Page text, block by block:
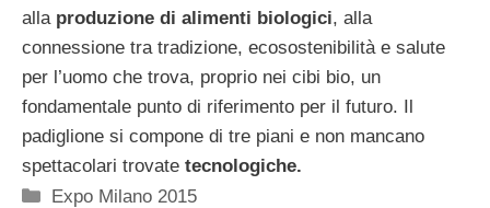
alla produzione di alimenti biologici, alla
connessione tra tradizione, ecosostenibilità e salute
per l’uomo che trova, proprio nei cibi bio, un
fondamentale punto di riferimento per il futuro. Il
padiglione si compone di tre piani e non mancano
spettacolari trovate tecnologiche.
Categorie
Expo Milano 2015